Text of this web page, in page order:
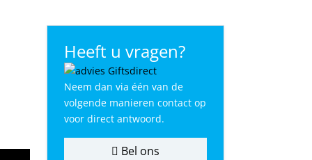
Heeft u vragen?
Neem dan via één van de
volgende manieren contact op
voor direct antwoord.
Bel ons